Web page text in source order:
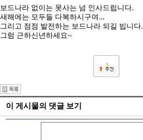
보드나라 없이는 못사는 넘 인사드립니다.
새해에는 모두들 다복하시구여...
그리고 점점 발전하는 보드나라 되길 빕니다.
그럼 근하신년하세요~
3
이 게시물의 댓글 보기